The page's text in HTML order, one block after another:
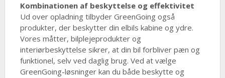
Kombinationen af beskyttelse og effektivitet
Ud over opladning tilbyder GreenGoing også
produkter, der beskytter din elbils kabine og ydre.
Vores måtter, bilplejeprodukter og
interiørbeskyttelse sikrer, at din bil forbliver pæn og
funktionel, selv ved daglig brug. Ved at vælge
GreenGoing-løsninger kan du både beskytte og